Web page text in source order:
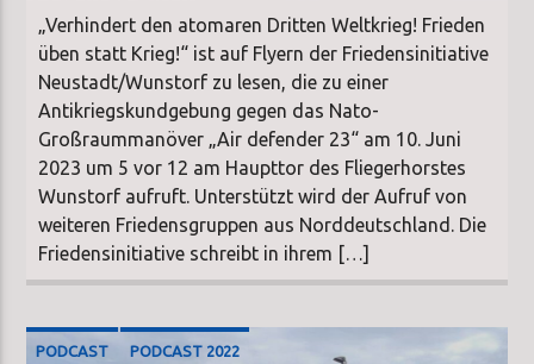
„Verhindert den atomaren Dritten Weltkrieg! Frieden
üben statt Krieg!“ ist auf Flyern der Friedensinitiative
Neustadt/Wunstorf zu lesen, die zu einer
Antikriegskundgebung gegen das Nato-
Großraummanöver „Air defender 23“ am 10. Juni
2023 um 5 vor 12 am Haupttor des Fliegerhorstes
Wunstorf aufruft. Unterstützt wird der Aufruf von
weiteren Friedensgruppen aus Norddeutschland. Die
Friedensinitiative schreibt in ihrem […]
PODCAST PODCAST 2022